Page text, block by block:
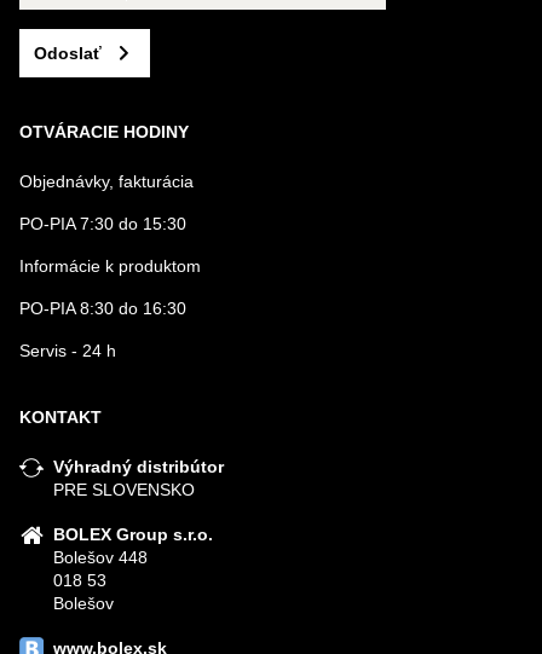
Odoslať
OTVÁRACIE HODINY
Objednávky, fakturácia
PO-PIA 7:30 do 15:30
Informácie k produktom
PO-PIA 8:30 do 16:30
Servis - 24 h
KONTAKT
Výhradný distribútor
PRE SLOVENSKO
BOLEX Group s.r.o.
Bolešov 448
018 53
Bolešov
www.bolex.sk